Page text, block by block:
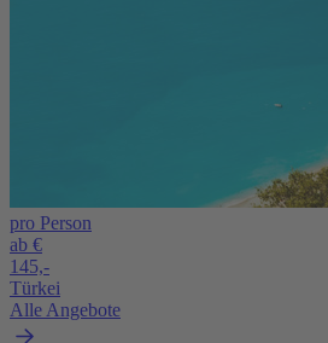
pro Person
ab €
145,-
Türkei
Alle Angebote